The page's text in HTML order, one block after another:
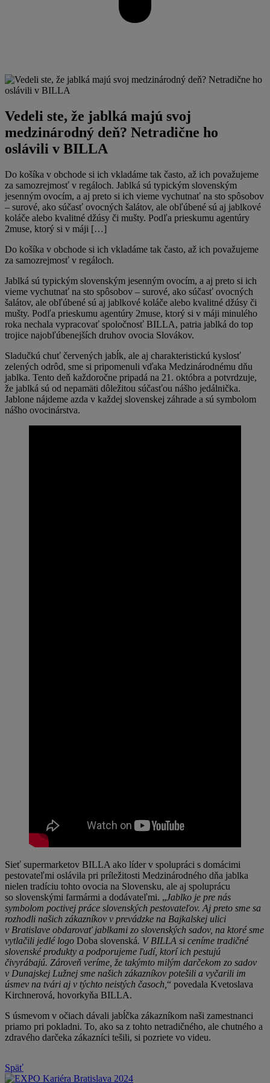
Vedeli ste, že jablká majú svoj
medzinárodný deň? Netradične ho
oslávili v BILLA
Do košíka v obchode si ich vkladáme tak často, až ich považujeme
za samozrejmosť v regáloch. Jablká sú typickým slovenským
jesenným ovocím, a aj preto si ich vieme vychutnať na sto spôsobov
– surové, ako súčasť ovocných šalátov, ale obľúbené sú aj jablkové
koláče alebo kvalitné džúsy či mušty. Podľa prieskumu agentúry
2muse, ktorý si v máji […]
Do košíka v obchode si ich vkladáme tak často, až ich považujeme
za samozrejmosť v regáloch.
Jablká sú typickým slovenským jesenným ovocím, a aj preto si ich
vieme vychutnať na sto spôsobov – surové, ako súčasť ovocných
šalátov, ale obľúbené sú aj jablkové koláče alebo kvalitné džúsy či
mušty. Podľa prieskumu agentúry 2muse, ktorý si v máji minulého
roka nechala vypracovať spoločnosť BILLA, patria jablká do top
trojice najobľúbenejších druhov ovocia Slovákov.
Sladučkú chuť červených jabĺk, ale aj charakteristickú kyslosť
zelených odrôd, sme si pripomenuli vďaka Medzinárodnému dňu
jablka. Tento deň každoročne pripadá na 21. októbra a potvrdzuje,
že jablká sú od nepamäti dôležitou súčasťou nášho jedálnička.
Jablone nájdeme azda v každej slovenskej záhrade a sú symbolom
nášho ovocinárstva.
Sieť supermarketov BILLA ako líder v spolupráci s domácimi
pestovateľmi oslávila pri príležitosti Medzinárodného dňa jablka
nielen tradíciu tohto ovocia na Slovensku, ale aj spoluprácu
so slovenskými farmármi a dodávateľmi. „Jablko je pre nás
symbolom poctivej práce slovenských pestovateľov. Aj preto sme sa
rozhodli našich zákazníkov v prevádzke na Bajkalskej ulici
v Bratislave obdarovať jablkami zo slovenských sadov, na ktoré sme
vytlačili jedlé logo Doba slovenská. V BILLA si ceníme tradičné
slovenské produkty a podporujeme ľudí, ktorí ich pestujú
čivyrábajú. Zároveň veríme, že takýmto milým darčekom zo sadov
v Dunajskej Lužnej sme našich zákazníkov potešili a vyčarili im
úsmev na tvári aj v týchto neistých časoch, “ povedala Kvetoslava
Kirchnerová, hovorkyňa BILLA.
S úsmevom v očiach dávali jabĺčka zákazníkom naši zamestnanci
priamo pri pokladni. To, ako sa z tohto netradičného, ale chutného a
zdravého darčeka zákazníci tešili, si pozriete vo videu.
Späť